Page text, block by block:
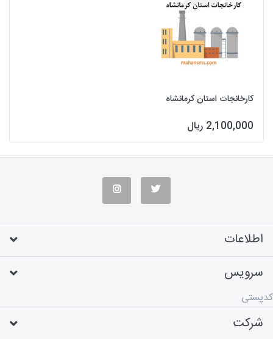
کارخانجات استان کرمانشاه
2,100,000 ریال
اطلاعات
سرویس
کدپستی
شرکت